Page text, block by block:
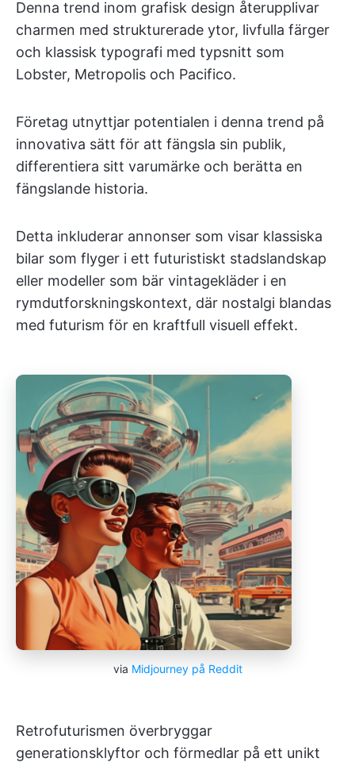
Denna trend inom grafisk design återupplivar
charmen med strukturerade ytor, livfulla färger
och klassisk typografi med typsnitt som
Lobster, Metropolis och Pacifico.
Företag utnyttjar potentialen i denna trend på
innovativa sätt för att fängsla sin publik,
differentiera sitt varumärke och berätta en
fängslande historia.
Detta inkluderar annonser som visar klassiska
bilar som flyger i ett futuristiskt stadslandskap
eller modeller som bär vintagekläder i en
rymdutforskningskontext, där nostalgi blandas
med futurism för en kraftfull visuell effekt.
via Midjourney på Reddit
Retrofuturismen överbryggar
generationsklyftor och förmedlar på ett unikt